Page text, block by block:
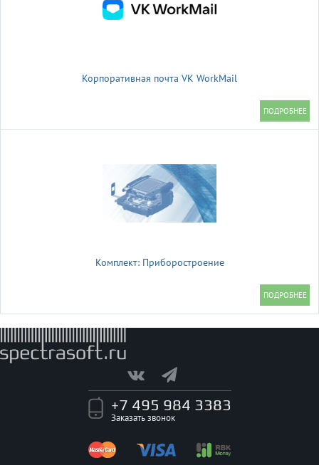
Корпоративная почта VK WorkMail
Комплект: Приборостроение
+7 495 984 3383
Заказать звонок